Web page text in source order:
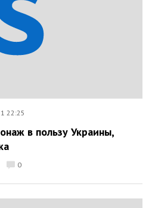
22:25
в пользу Украины,
0